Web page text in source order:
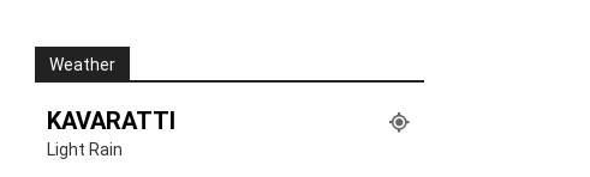
Weather
KAVARATTI
Light Rain